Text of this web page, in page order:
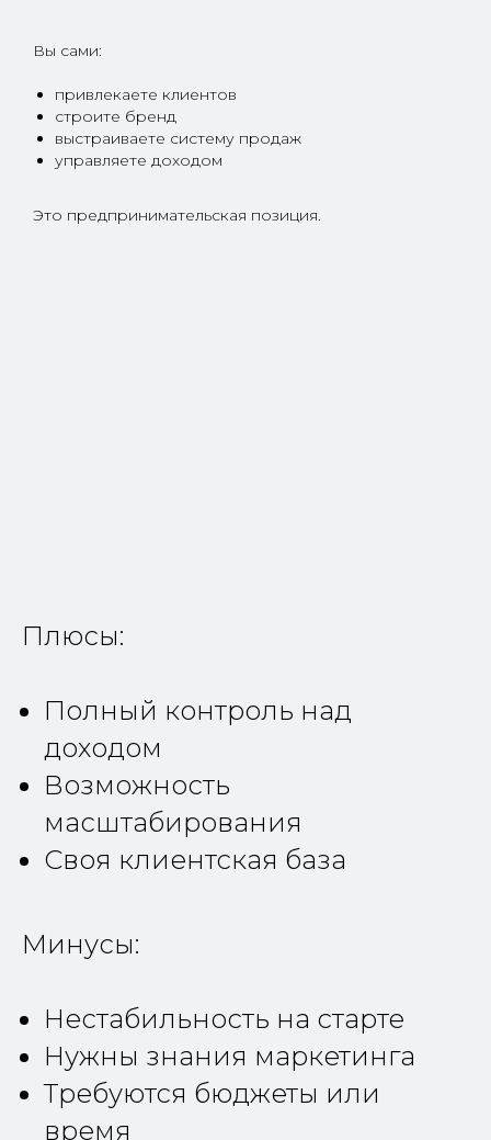
Вы сами:
привлекаете клиентов
строите бренд
выстраиваете систему продаж
управляете доходом
Это предпринимательская позиция.
Плюсы:
Полный контроль над
доходом
Возможность
масштабирования
Своя клиентская база
Минусы:
Нестабильность на старте
Нужны знания маркетинга
Требуются бюджеты или
время